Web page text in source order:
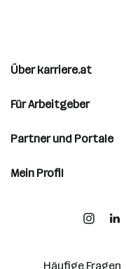
Über karriere.at
Für Arbeitgeber
Partner und Portale
Mein Profil
Häufige Fragen